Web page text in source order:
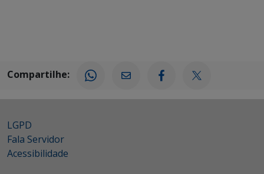
Compartilhe:
LGPD
Fala Servidor
Acessibilidade